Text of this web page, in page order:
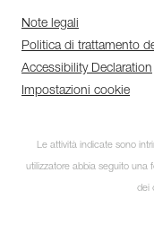
Note legali
Politica di trattamento
Accessibility Declaration
Impostazioni cookie
Le attività indicate sono
utilizzatore abbia seguito una
dei